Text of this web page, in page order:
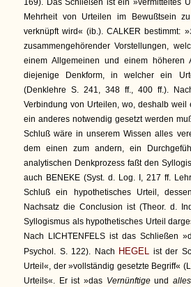
169). Das Schließen ist ein »vermitteltes
Mehrheit von Urteilen im Bewußtsein
verknüpft wird« (ib.). CALKER bestimmt: »
zusammengehörender Vorstellungen,
einem Allgemeinen und einem höheren
diejenige Denkform, in welcher ein
(Denklehre S. 241, 348 ff., 400 ff.).
Verbindung von Urteilen, wo, deshalb
ein anderes notwendig gesetzt werden
Schluß wäre in unserem Wissen alles
dem einen zum andern, ein
analytischen Denkprozess faßt den
auch BENEKE (Syst. d. Log. I, 217 ff.
Schluß ein hypothetisches Urteil,
Nachsatz die Conclusion ist (Theor. d.
Syllogismus als hypothetisches Urteil
Nach LICHTENFELS ist das Schließen
Psychol. S. 122). Nach HEGEL ist der
Urteil«, der »vollständig gesetzte Begriff«
Urteils«. Er ist »das Vernünftigeund